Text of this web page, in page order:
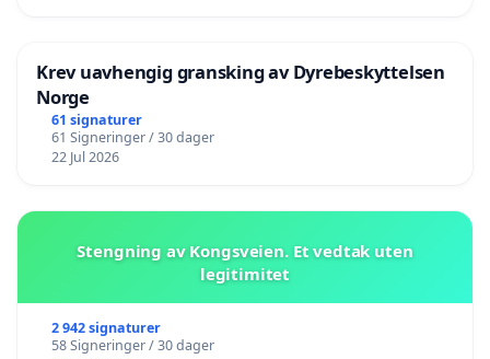
Krev uavhengig gransking av Dyrebeskyttelsen
Norge
61 signaturer
61 Signeringer / 30 dager
22 Jul 2026
Stengning av Kongsveien. Et vedtak uten
legitimitet
2 942 signaturer
58 Signeringer / 30 dager